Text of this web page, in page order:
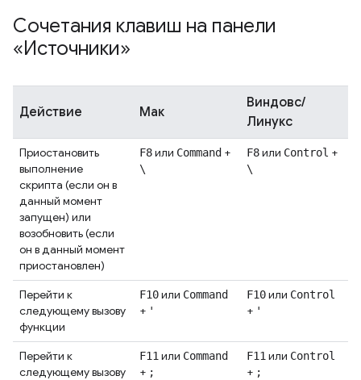
Сочетания клавиш на панели
«Источники»
Действие Мак
Виндовс/
Линукс
Приостановить
выполнение
скрипта (если он в
данный момент
запущен) или
возобновить (если
он в данный момент
приостановлен)
F8или Command +
\
F8или Control +
\
Перейти к
следующему вызову
функции
F10или Command
+ '
F10или Control
+ '
Перейти к
следующему вызову
F11 или Command
+ ;
F11 или Control
+ ;